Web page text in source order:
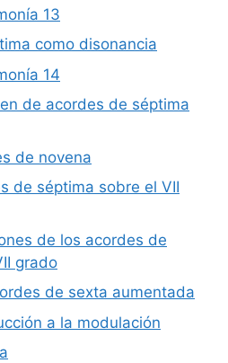
13
como disonancia
14
de acordes de séptima
de novena
de séptima sobre el VII
de los acordes de
grado
de sexta aumentada
a la modulación